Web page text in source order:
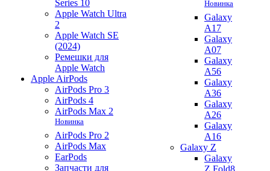
Series 10
Apple Watch Ultra
2
Apple Watch SE
(2024)
Ремешки для
Apple Watch
Apple AirPods
AirPods Pro 3
AirPods 4
AirPods Max 2
Новинка
AirPods Pro 2
AirPods Max
EarPods
Запчасти для
Новинка
Galaxy
A17
Galaxy
A07
Galaxy
A56
Galaxy
A36
Galaxy
A26
Galaxy
A16
Galaxy Z
Galaxy
Z Fold8